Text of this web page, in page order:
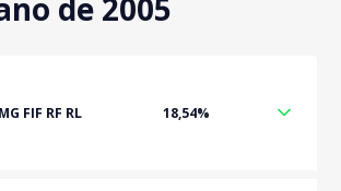
FIF RF RL 18,54%